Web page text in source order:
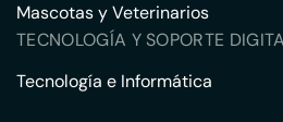
Mascotas y Veterinarios
TECNOLOGÍA Y SOPORTE
Tecnología e Informática